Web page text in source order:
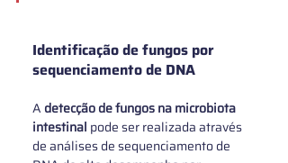
Identificação de fungos por
sequenciamento de DNA
A detecção de fungos na microbiota
intestinal pode ser realizada através
de análises de sequenciamento de